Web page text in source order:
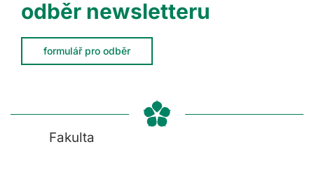
odběr newsletteru
formulář pro odběr
Fakulta